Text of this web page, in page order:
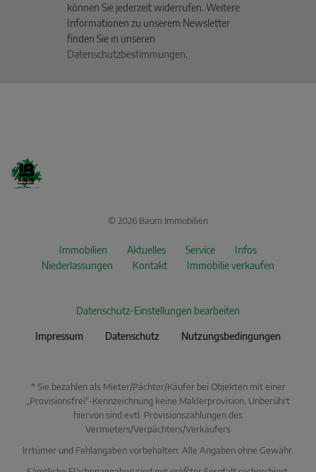
können Sie jederzeit widerrufen. Weitere
Informationen zu unserem Newsletter
finden Sie in unseren
Datenschutzbestimmungen.
© 2026 Baum Immobilien
Immobilien Aktuelles Service
Infos
Niederlassungen
Kontakt Immobilie verkaufen
Datenschutz-Einstellungen bearbeiten
Impressum Datenschutz Nutzungsbedingungen
* Sie bezahlen als Mieter/Pächter/Käufer bei Objekten mit einer
„Provisionsfrei“-Kennzeichnung keine Maklerprovision. Unberührt
hiervon sind evtl. Provisionszahlungen des
Vermieters/Verpächters/Verkäufers
Irrtümer und Fehlangaben vorbehalten. Alle Angaben ohne Gewähr.